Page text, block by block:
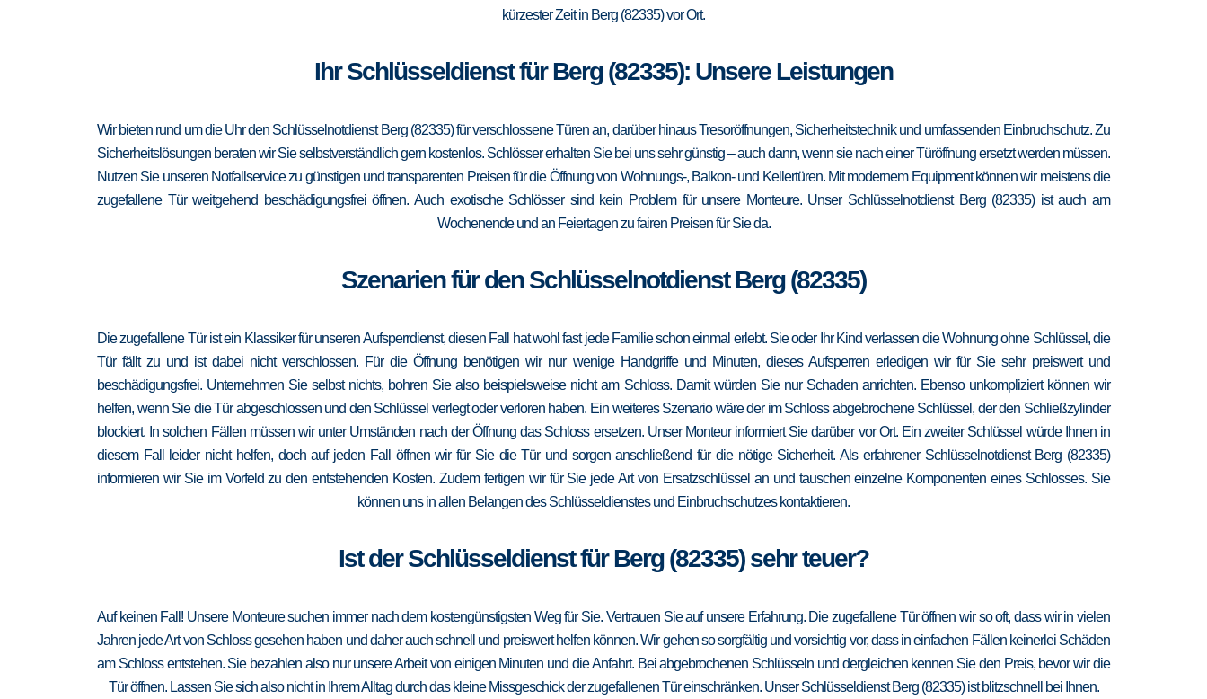
kürzester Zeit in Berg (82335) vor Ort.
Ihr Schlüsseldienst für Berg (82335): Unsere Leistungen
Wir bieten rund um die Uhr den Schlüsselnotdienst Berg (82335) für verschlossene Türen an, darüber hinaus Tresoröffnungen, Sicherheitstechnik und umfassenden Einbruchschutz. Zu
Sicherheitslösungen beraten wir Sie selbstverständlich gern kostenlos. Schlösser erhalten Sie bei uns sehr günstig – auch dann, wenn sie nach einer Türöffnung ersetzt werden müssen.
Nutzen Sie unseren Notfallservice zu günstigen und transparenten Preisen für die Öffnung von Wohnungs-, Balkon- und Kellertüren. Mit modernem Equipment können wir meistens die
zugefallene Tür weitgehend beschädigungsfrei öffnen. Auch exotische Schlösser sind kein Problem für unsere Monteure. Unser Schlüsselnotdienst Berg (82335) ist auch am
Wochenende und an Feiertagen zu fairen Preisen für Sie da.
Szenarien für den Schlüsselnotdienst Berg (82335)
Die zugefallene Tür ist ein Klassiker für unseren Aufsperrdienst, diesen Fall hat wohl fast jede Familie schon einmal erlebt. Sie oder Ihr Kind verlassen die Wohnung ohne Schlüssel, die
Tür fällt zu und ist dabei nicht verschlossen. Für die Öffnung benötigen wir nur wenige Handgriffe und Minuten, dieses Aufsperren erledigen wir für Sie sehr preiswert und
beschädigungsfrei. Unternehmen Sie selbst nichts, bohren Sie also beispielsweise nicht am Schloss. Damit würden Sie nur Schaden anrichten. Ebenso unkompliziert können wir
helfen, wenn Sie die Tür abgeschlossen und den Schlüssel verlegt oder verloren haben. Ein weiteres Szenario wäre der im Schloss abgebrochene Schlüssel, der den Schließzylinder
blockiert. In solchen Fällen müssen wir unter Umständen nach der Öffnung das Schloss ersetzen. Unser Monteur informiert Sie darüber vor Ort. Ein zweiter Schlüssel würde Ihnen in
diesem Fall leider nicht helfen, doch auf jeden Fall öffnen wir für Sie die Tür und sorgen anschließend für die nötige Sicherheit. Als erfahrener Schlüsselnotdienst Berg (82335)
informieren wir Sie im Vorfeld zu den entstehenden Kosten. Zudem fertigen wir für Sie jede Art von Ersatzschlüssel an und tauschen einzelne Komponenten eines Schlosses. Sie
können uns in allen Belangen des Schlüsseldienstes und Einbruchschutzes kontaktieren.
Ist der Schlüsseldienst für Berg (82335) sehr teuer?
Auf keinen Fall! Unsere Monteure suchen immer nach dem kostengünstigsten Weg für Sie. Vertrauen Sie auf unsere Erfahrung. Die zugefallene Tür öffnen wir so oft, dass wir in vielen
Jahren jede Art von Schloss gesehen haben und daher auch schnell und preiswert helfen können. Wir gehen so sorgfältig und vorsichtig vor, dass in einfachen Fällen keinerlei Schäden
am Schloss entstehen. Sie bezahlen also nur unsere Arbeit von einigen Minuten und die Anfahrt. Bei abgebrochenen Schlüsseln und dergleichen kennen Sie den Preis, bevor wir die
Tür öffnen. Lassen Sie sich also nicht in Ihrem Alltag durch das kleine Missgeschick der zugefallenen Tür einschränken. Unser Schlüsseldienst Berg (82335) ist blitzschnell bei Ihnen.